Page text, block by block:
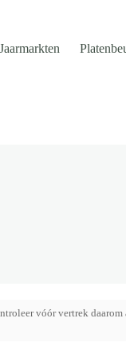
Jaarmarkten
vóór vertrek